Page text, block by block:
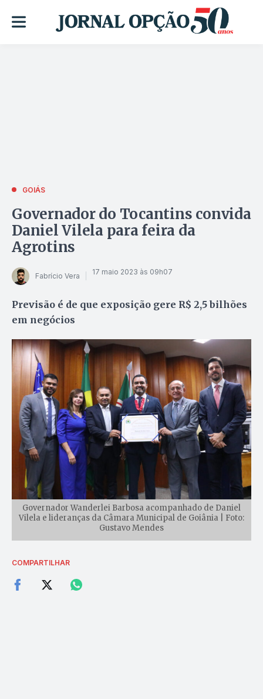
GOIÁS
Governador do Tocantins convida
Daniel Vilela para feira da
Agrotins
Fabrício Vera 17 maio 2023 às 09h07
Previsão é de que exposição gere R$ 2,5 bilhões
em negócios
Governador Wanderlei Barbosa acompanhado de Daniel
Vilela e lideranças da Câmara Municipal de Goiânia | Foto:
Gustavo Mendes
COMPARTILHAR